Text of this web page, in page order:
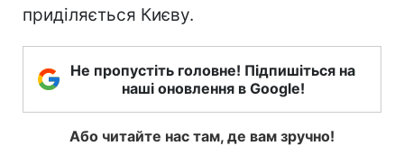
приділяється Києву.
Не пропустіть головне! Підпишіться на
наші оновлення в Google!
Або читайте нас там, де вам зручно!